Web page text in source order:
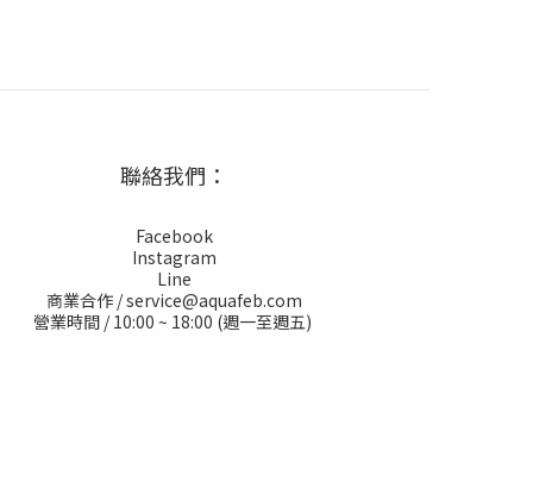
聯絡我們：
Facebook
Instagram
Line
商業合作 / service@aquafeb.com
營業時間 / 10:00 ~ 18:00 (週一至週五)